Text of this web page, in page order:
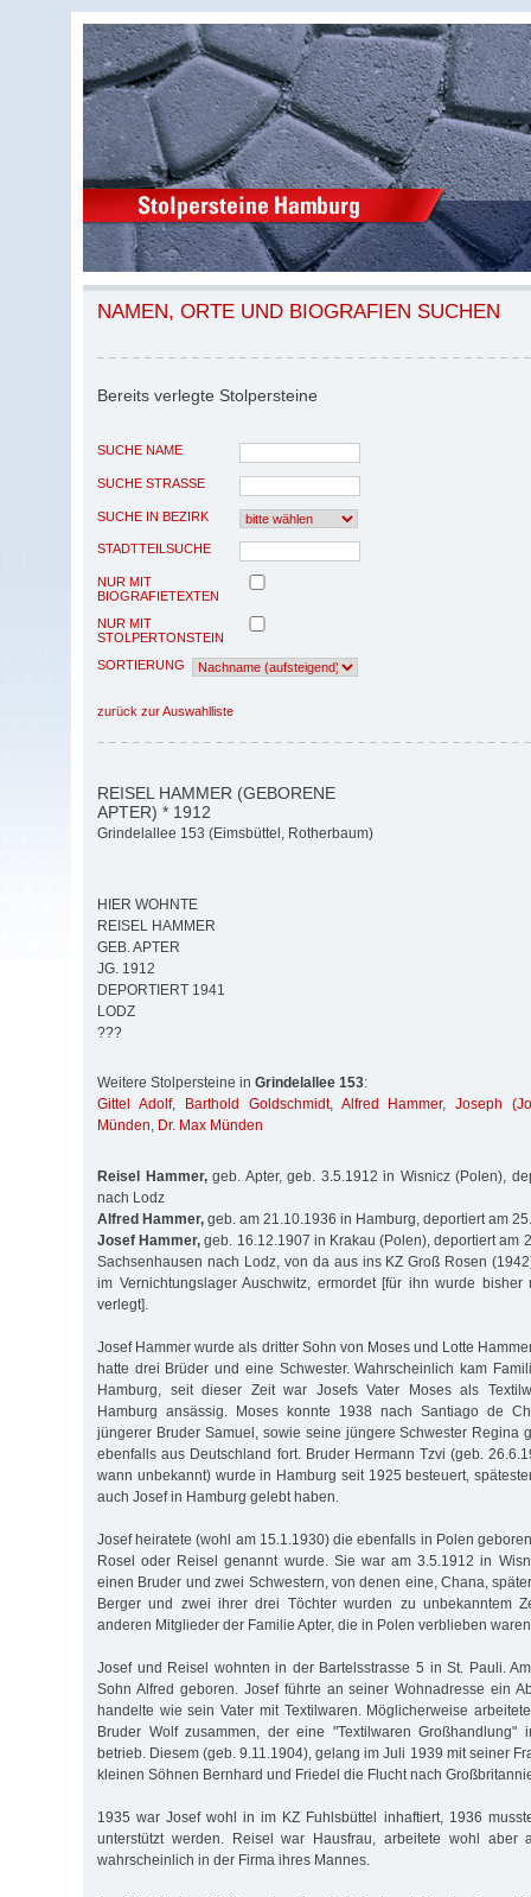
NAMEN, ORTE UND BIOGRAFIEN SUCHEN
Bereits verlegte Stolpersteine
SUCHE NAME
SUCHE STRASSE
SUCHE IN BEZIRK
STADTTEILSUCHE
NUR MIT
BIOGRAFIETEXTEN
NUR MIT
STOLPERTONSTEIN
SORTIERUNG
zurück zur Auswahlliste
REISEL HAMMER (GEBORENE
APTER) * 1912
Grindelallee 153 (Eimsbüttel, Rotherbaum)
HIER WOHNTE
REISEL HAMMER
GEB. APTER
JG. 1912
DEPORTIERT 1941
LODZ
???
Weitere Stolpersteine in Grindelallee 153:
Gittel Adolf, Barthold Goldschmidt, Alfred Hammer,Joseph
Münden, Dr. Max Münden
Reisel Hammer,geb. Apter, geb. 3.5.1912 in Wisnicz (Polen),
nach Lodz
Alfred Hammer, geb. am 21.10.1936 in Hamburg, deportiert am
Josef Hammer, geb. 16.12.1907 in Krakau (Polen), deportiert am
Sachsenhausen nach Lodz, von da aus ins KZ Groß Rosen
im Vernichtungslager Auschwitz, ermordet [für ihn wurde bisher
verlegt].
Josef Hammer wurde als dritter Sohn von Moses und Lotte
hatte drei Brüder und eine Schwester. Wahrscheinlich kam
Hamburg, seit dieser Zeit war Josefs Vater Moses als
Hamburg ansässig. Moses konnte 1938 nach Santiago de
jüngerer Bruder Samuel, sowie seine jüngere Schwester Regina
ebenfalls aus Deutschland fort. Bruder Hermann Tzvi (geb.
wann unbekannt) wurde in Hamburg seit 1925 besteuert,
auch Josef in Hamburg gelebt haben.
Josef heiratete (wohl am 15.1.1930) die ebenfalls in Polen
Rosel oder Reisel genannt wurde. Sie war am 3.5.1912 in
einen Bruder und zwei Schwestern, von denen eine, Chana,
Berger und zwei ihrer drei Töchter wurden zu unbekanntem
anderen Mitglieder der Familie Apter, die in Polen verblieben
Josef und Reisel wohnten in der Bartelsstrasse 5 in St. Pauli.
Sohn Alfred geboren. Josef führte an seiner Wohnadresse ein
handelte wie sein Vater mit Textilwaren. Möglicherweise
Bruder Wolf zusammen, der eine "Textilwaren Großhandlung"
betrieb. Diesem (geb. 9.11.1904), gelang im Juli 1939 mit seiner
kleinen Söhnen Bernhard und Friedel die Flucht nach
1935 war Josef wohl in im KZ Fuhlsbüttel inhaftiert, 1936
unterstützt werden. Reisel war Hausfrau, arbeitete wohl aber
wahrscheinlich in der Firma ihres Mannes.